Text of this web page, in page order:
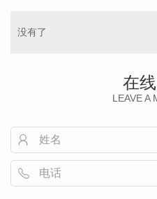
没有了
在
LEAVE A